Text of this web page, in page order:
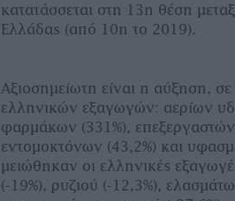
κατατάσσεται στη 13η θέση
Ελλάδας (από 10η το 2019).
Αξιοσημείωτη είναι η αύξηση,
ελληνικών εξαγωγών: αερίων
φαρμάκων (331%),
εντομοκτόνων (43,2%) και
μειώθηκαν οι ελληνικές
(-19%), ρυζιού (-12,3%),